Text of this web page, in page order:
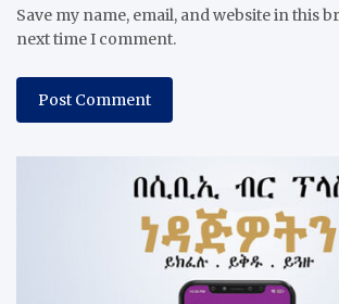
Save my name, email, and website in this
next time I comment.